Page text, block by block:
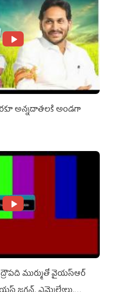
అన్నదాతలకి అండగా
ద్రౌప‌ది ముర్ముతో వైయ‌స్ఆర్